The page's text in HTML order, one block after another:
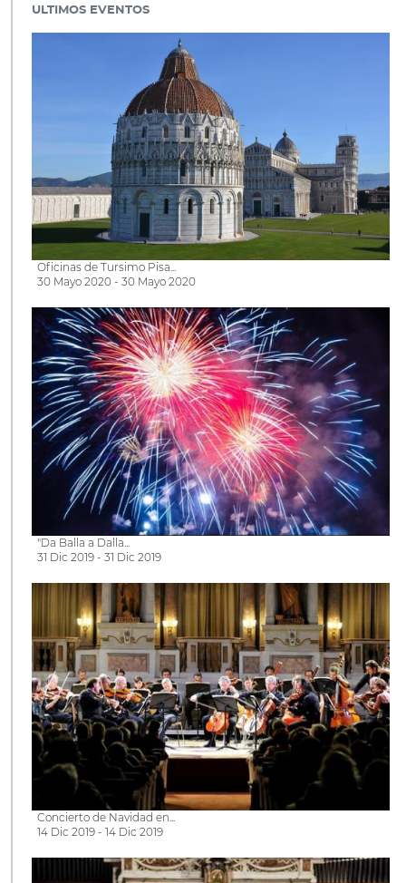
ULTIMOS EVENTOS
Oficinas de Tursimo Pisa...
30 Mayo 2020 - 30 Mayo 2020
"Da Balla a Dalla...
31 Dic 2019 - 31 Dic 2019
Concierto de Navidad en...
14 Dic 2019 - 14 Dic 2019